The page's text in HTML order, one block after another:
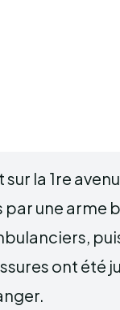
la 1re
une arme
ont été